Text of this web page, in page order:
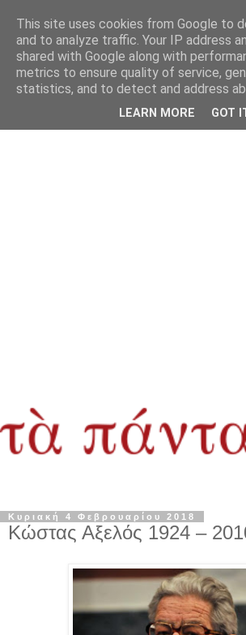
Κυριακή 4 Φεβρουαρίου 2018
Κώστας Αξελός 1924 –
This site uses cookies from Google to
and to analyze traffic. Your IP address
shared with Google along with
metrics to ensure quality of service,
statistics, and to detect and address
LEARN MORE GOT